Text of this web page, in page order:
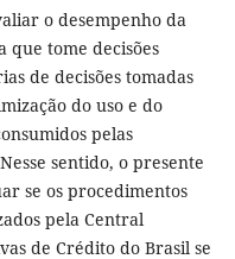
o desempenho da
que tome decisões
de decisões tomadas
do uso e do
pelas
sentido, o presente
se os procedimentos
pela Central
de Crédito do Brasil se